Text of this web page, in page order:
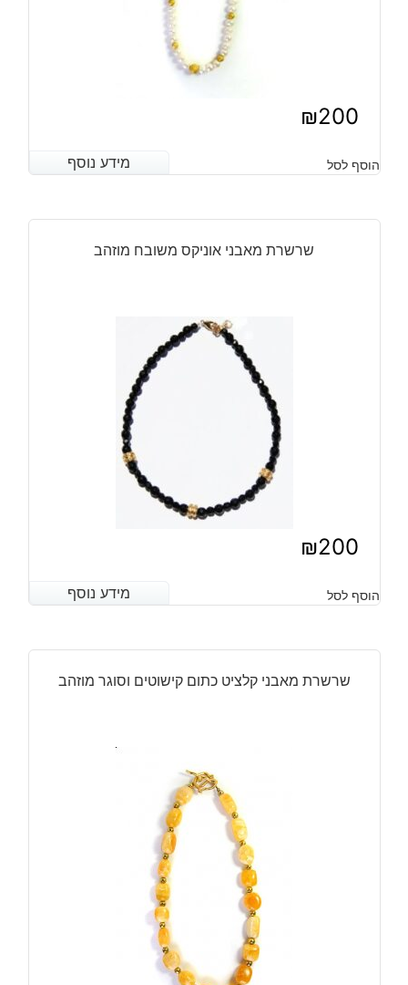
₪200
מידע נוסף הוסף לסל מידע נוסף
שרשרת מאבני אוניקס משובח מוזהב
₪200
מידע נוסף הוסף לסל מידע נוסף
שרשרת מאבני קלציט כתום קישוטים וסוגר מוזהב